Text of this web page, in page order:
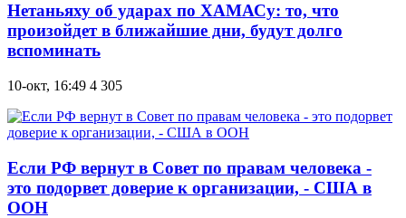
Нетаньяху об ударах по ХАМАСу: то, что
произойдет в ближайшие дни, будут долго
вспоминать
10-окт, 16:49 4 305
Если РФ вернут в Совет по правам человека -
это подорвет доверие к организации, - США в
ООН